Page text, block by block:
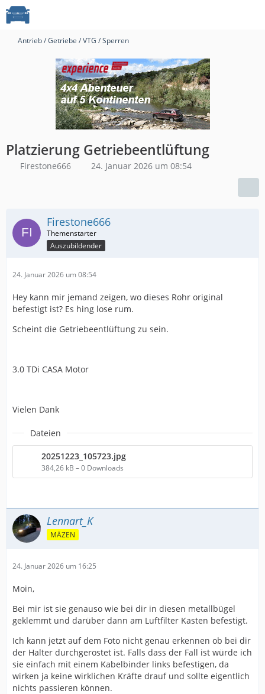
Antrieb / Getriebe / VTG / Sperren
Platzierung Getriebeentlüftung
Firestone666 24. Januar 2026 um 08:54
Firestone666
Auszubildender
24. Januar 2026 um 08:54
Hey kann mir jemand zeigen, wo dieses Rohr original
befestigt ist? Es hing lose rum.
Scheint die Getriebeentlüftung zu sein.
3.0 TDi CASA Motor
Vielen Dank
Dateien
20251223_105723.jpg
384,26 kB – 0 Downloads
Lennart_K
MÄZEN
24. Januar 2026 um 16:25
Moin,
Bei mir ist sie genauso wie bei dir in diesen metallbügel
geklemmt und darüber dann am Luftfilter Kasten befestigt.
Ich kann jetzt auf dem Foto nicht genau erkennen ob bei dir
der Halter durchgerostet ist. Falls dass der Fall ist würde ich
sie einfach mit einem Kabelbinder links befestigen, da
wirken ja keine wirklichen Kräfte drauf und sollte eigentlich
nichts passieren können.